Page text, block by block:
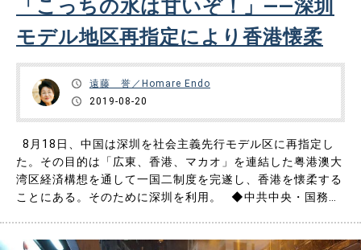
設立趣意書
お問い合わせ
「こっちの水は甘いぞ！」――深圳
モデル地区再指定により香港懐柔
遠藤 誉／Homare Endo
2019-08-20
8月18日、中国は深圳を社会主義先行モデル区に再指定し
た。その目的は「広東、香港、マカオ」を連結した粤港澳大
湾区経済構想を通して一国二制度を完遂し、香港を懐柔する
ことにある。そのために深圳を利用。 ◆中共中央・国務院